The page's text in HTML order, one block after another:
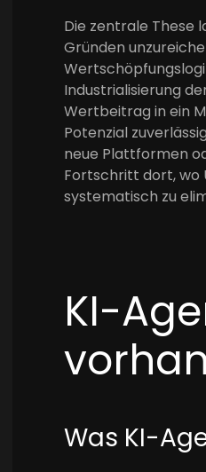
Die zentrale These
Gründen
Industrialisierung
Wertbeitrag in ein
Potenzial
neue Plattformen
Fortschritt dort, wo
systematisch zu
KI-
Was KI-